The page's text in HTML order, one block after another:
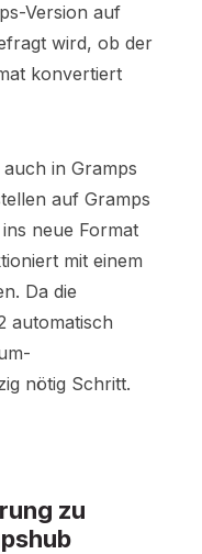
Version auf
wird, ob der
konvertiert
in Gramps
auf Gramps
neue Format
mit einem
Da die
automatisch
nötig Schritt.
zu